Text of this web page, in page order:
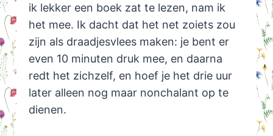
ik lekker een boek zat te lezen, nam ik
het mee. Ik dacht dat het net zoiets zou
zijn als draadjesvlees maken: je bent er
even 10 minuten druk mee, en daarna
redt het zichzelf, en hoef je het drie uur
later alleen nog maar nonchalant op te
dienen.